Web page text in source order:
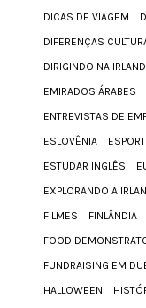
DICAS DE VIAGEM
DIFERENÇAS
DIRIGINDO NA
EMIRADOS ÁRABES
ENTREVISTAS DE
ESLOVÊNIA
ESTUDAR INGLÊS
EXPLORANDO A
FILMES
FINLÂNDIA
FOOD
FUNDRAISING EM
HALLOWEEN